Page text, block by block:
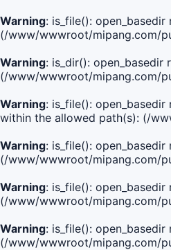
Warning: is_file():
(/www/wwwroot/mipang.com/
Warning: is_dir():
(/www/wwwroot/mipang.com/
Warning: is_file():
within the allowed path(s): (/
Warning: is_file():
(/www/wwwroot/mipang.com/
Warning: is_file():
(/www/wwwroot/mipang.com/
Warning: is_file():
(/www/wwwroot/mipang.com/